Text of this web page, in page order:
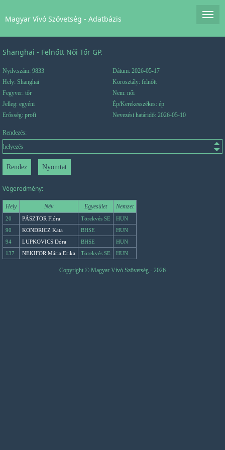
Magyar Vívó Szövetség - Adatbázis
Shanghai - Felnőtt Női Tőr GP.
Nyilv.szám: 9833
Dátum: 2026-05-17
Hely: Shanghai
Korosztály: felnőtt
Fegyver: tőr
Nem: női
Jelleg: egyéni
Ép/Kerekesszékes: ép
Erősség: profi
Nevezési határidő: 2026-05-10
Rendezés:
Végeredmény:
Hely Név Egyesület Nemzet
20 PÁSZTOR Flóra Törekvés SE
HUN
90
KONDRICZ Kata BHSE
HUN
94
LUPKOVICS Dóra BHSE
HUN
137
NEKIFOR Mária Erika Törekvés SE HUN
Copyright © Magyar Vívó Szövetség - 2026